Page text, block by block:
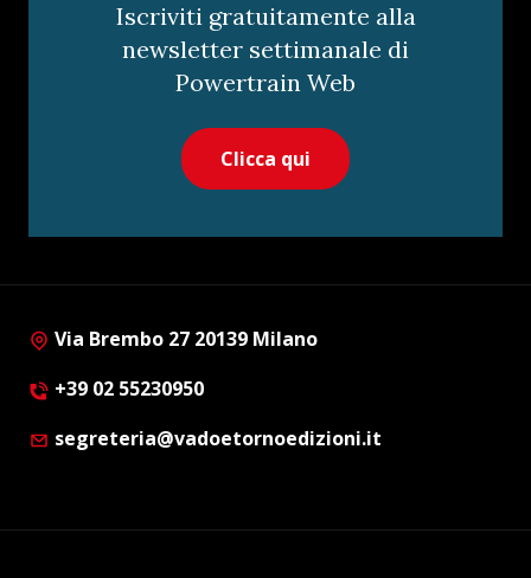
Iscriviti gratuitamente alla
newsletter settimanale di
Powertrain Web
Clicca qui
Via Brembo 27 20139 Milano
+39 02 55230950
segreteria@vadoetornoedizioni.it